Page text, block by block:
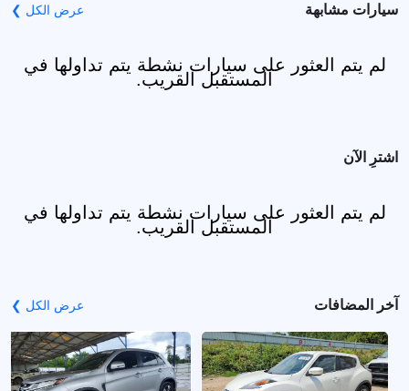
سيارات مشابهة عرض الكل ❯
لم يتم العثور على سيارات نشطة يتم تداولها في
المستقبل القريب.
اشترِ الآن
لم يتم العثور على سيارات نشطة يتم تداولها في
المستقبل القريب.
آخر المضافات عرض الكل ❯